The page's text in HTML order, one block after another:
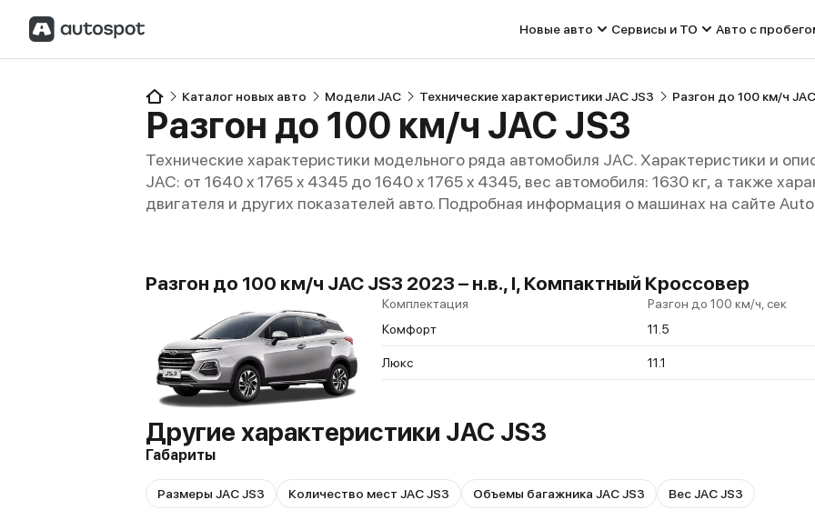
Новые авто Сервисы и ТО Авто с
Каталог новых авто Модели JAC Технические характеристики JAC JS3 Разгон до 100 км/ч
Разгон до 100 км/ч JAC JS3
Технические характеристики модельного ряда автомобиля JAC. Характеристики и
JAC: от 1640 x 1765 x 4345 до 1640 x 1765 x 4345, вес автомобиля: 1630 кг, а также
двигателя и других показателей авто. Подробная информация о машинах на сайте
Разгон до 100 км/ч JAC JS3 2023 – н.в., I, Компактный Кроссовер
Комплектация
Разгон до 100 км/ч, сек
Комфорт
11.5
Люкс 11.1
Другие характеристики JAC JS3
Габариты
Размеры JAC JS3 Количество мест JAC JS3 Объемы багажника JAC JS3 Вес JAC JS3